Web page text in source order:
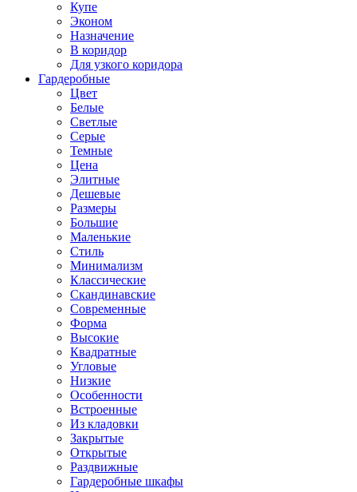
Купе
Эконом
Назначение
В коридор
Для узкого коридора
Гардеробные
Цвет
Белые
Светлые
Серые
Темные
Цена
Элитные
Дешевые
Размеры
Большие
Маленькие
Стиль
Минимализм
Классические
Скандинавские
Современные
Форма
Высокие
Квадратные
Угловые
Низкие
Особенности
Встроенные
Из кладовки
Закрытые
Открытые
Раздвижные
Гардеробные шкафы